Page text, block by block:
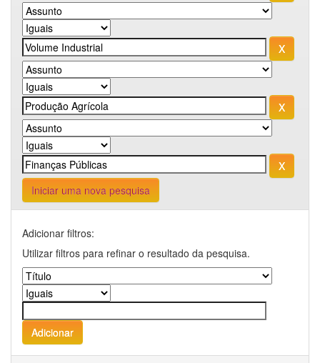
Iniciar uma nova pesquisa
Adicionar filtros:
Utilizar filtros para refinar o resultado da pesquisa.